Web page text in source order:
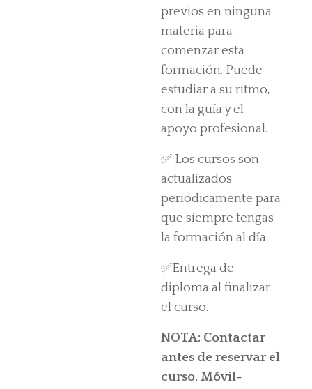
previos en ninguna
materia para
comenzar esta
formación. Puede
estudiar a su ritmo,
con la guía y el
apoyo profesional.
✅ Los cursos son
actualizados
periódicamente para
que siempre tengas
la formación al día.
✅Entrega de
diploma al finalizar
el curso.
NOTA: Contactar
antes de reservar el
curso. Móvil-